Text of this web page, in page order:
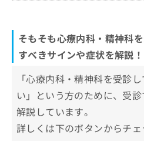
そもそも心療内科・精神科
すべきサインや症状を解説！
「心療内科・精神科を受診
い」という方のために、受
解説しています。
詳しくは下のボタンからチェ